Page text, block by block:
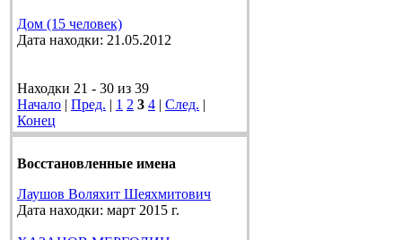
Дом (15 человек)
Дата находки: 21.05.2012
Находки 21 - 30 из 39
Начало | Пред. | 1 2 3 4 | След. |
Конец
Восстановленные имена
Лаушов Воляхит Шеяхмитович
Дата находки: март 2015 г.